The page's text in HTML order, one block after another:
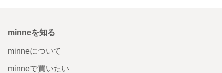
minneを知る
minneについて
minneで買いたい